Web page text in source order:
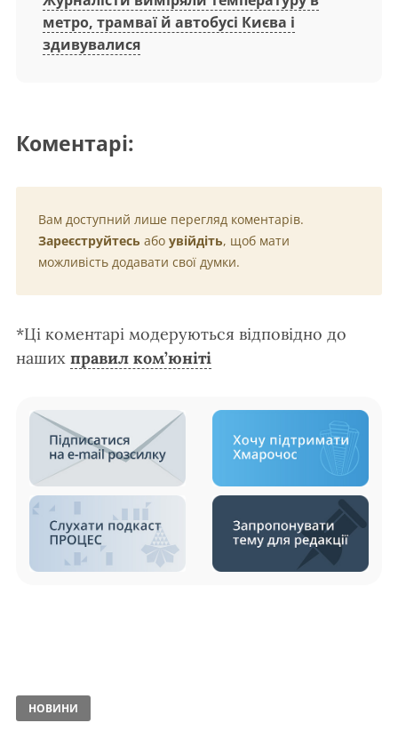
метро, трамваї й автобусі Києва і
здивувалися
Коментарі:
Вам доступний лише перегляд коментарів.
Зареєструйтесь або увійдіть, щоб мати
можливість додавати свої думки.
*Ці коментарі модеруються відповідно до
наших правил ком’юніті
НОВИНИ